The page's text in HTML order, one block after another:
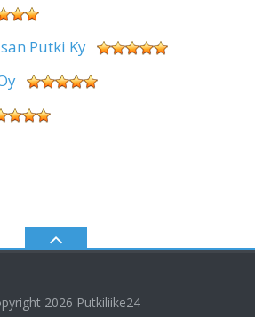
Putki Ky
2026 Putkiliike24